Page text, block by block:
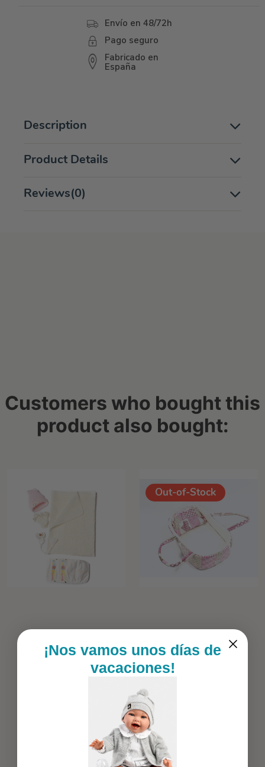
Envío en 48/72h
Pago seguro
Fabricado en
España
Description
Product Details
Reviews(0)
Customers who bought this
product also bought:
Out-of-Stock
¡Nos vamos unos días de
vacaciones!